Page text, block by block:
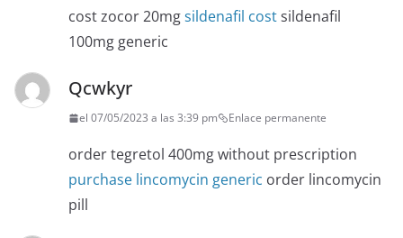
cost zocor 20mgsildenafil costsildenafil
100mg generic
Qcwkyr
el 07/05/2023 a las 3:39 pm Enlace permanente
order tegretol 400mg without prescription
purchase lincomycin generic order lincomycin
pill